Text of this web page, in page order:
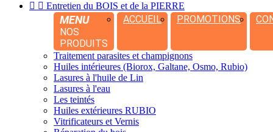
  Entretien du BOIS et de la PIERRE
MENU
NOS
PRODUITS
ACCUEIL PROMOTIONS
Traitement parasites et champignons
Huiles intérieures (Biorox, Galtane, Osmo, Rubio)
Lasures à l'huile de Lin
Lasures à l'eau
Les teintés
Huiles extérieures RUBIO
Vitrificateurs et Vernis